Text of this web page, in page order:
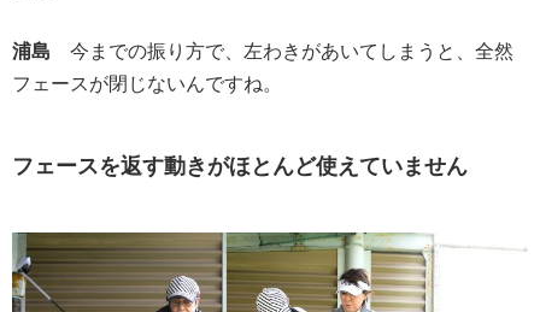
浦島 今までの振り方で、左わきがあいてしまうと、全然
フェースが閉じないんですね。
フェースを返す動きがほとんど使えていません